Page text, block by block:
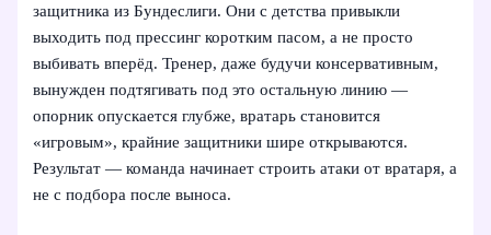
защитника из Бундеслиги. Они с детства привыкли
выходить под прессинг коротким пасом, а не просто
выбивать вперёд. Тренер, даже будучи консервативным,
вынужден подтягивать под это остальную линию —
опорник опускается глубже, вратарь становится
«игровым», крайние защитники шире открываются.
Результат — команда начинает строить атаки от вратаря, а
не с подбора после выноса.